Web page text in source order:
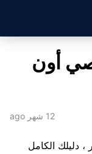
أون
12 شهر ago
دليلك الكامل